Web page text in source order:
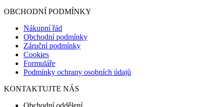
OBCHODNÍ PODMÍNKY
Nákupní řád
Obchodní podmínky
Záruční podmínky
Cookies
Formuláře
Podmínky ochrany osobních údajů
KONTAKTUJTE NÁS